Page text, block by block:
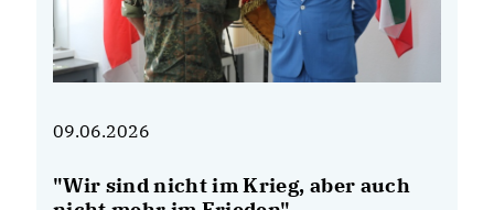
09.06.2026
"Wir sind nicht im Krieg, aber auch